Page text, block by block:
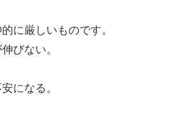
に厳しいものです。
びない。
になる。